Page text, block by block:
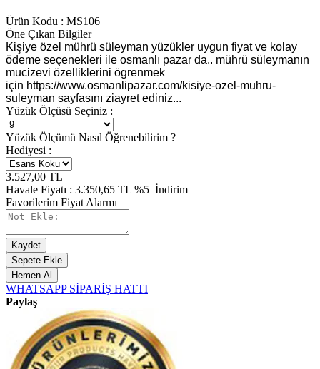
Ürün Kodu : MS106
Öne Çıkan Bilgiler
Kişiye özel mührü süleyman yüzükler uygun fiyat ve kolay
ödeme seçenekleri ile osmanlı pazar da.. mührü süleymanın
mucizevi özelliklerini ögrenmek
için https://www.osmanlipazar.com/kisiye-ozel-muhru-
suleyman sayfasını ziayret ediniz...
Yüzük Ölçüsü Seçiniz :
Yüzük Ölçümü Nasıl Öğrenebilirim ?
Hediyesi :
3.527,00 TL
Havale Fiyatı : 3.350,65 TL %5 İndirim
Favorilerim Fiyat Alarmı
Kaydet
Sepete Ekle
Hemen Al
WHATSAPP SİPARİŞ HATTI
Paylaş